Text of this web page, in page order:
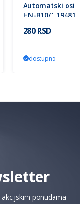
Automatski
HN-B10/1
280 RSD
dostupno
ponudama